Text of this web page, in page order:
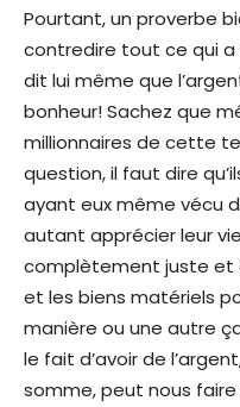
Pourtant, un proverbe
contredire tout ce qui
dit lui même que
bonheur! Sachez que
millionnaires de cette
question, il faut dire
ayant eux même vécu
autant apprécier leur
complètement juste et
et les biens matériels
manière ou une autre
le fait d’avoir de
somme, peut nous